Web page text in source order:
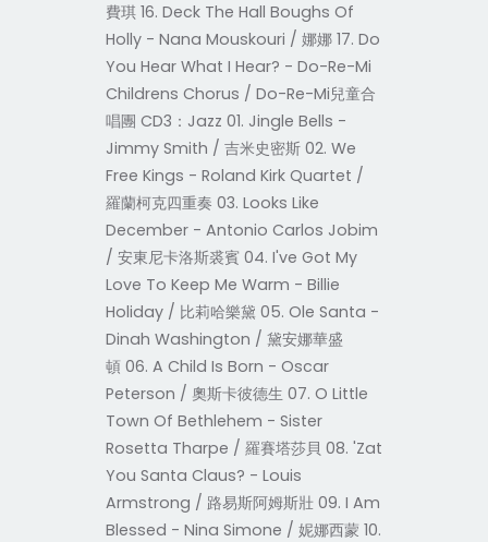
費琪 16. Deck The Hall Boughs Of
Holly - Nana Mouskouri / 娜娜 17. Do
You Hear What I Hear? - Do-Re-Mi
Childrens Chorus / Do-Re-Mi兒童合
唱團 CD3：Jazz 01. Jingle Bells -
Jimmy Smith / 吉米史密斯 02. We
Free Kings - Roland Kirk Quartet /
羅蘭柯克四重奏 03. Looks Like
December - Antonio Carlos Jobim
/ 安東尼卡洛斯裘賓 04. I've Got My
Love To Keep Me Warm - Billie
Holiday / 比莉哈樂黛 05. Ole Santa -
Dinah Washington / 黛安娜華盛
頓 06. A Child Is Born - Oscar
Peterson / 奧斯卡彼德生 07. O Little
Town Of Bethlehem - Sister
Rosetta Tharpe / 羅賽塔莎貝 08. 'Zat
You Santa Claus? - Louis
Armstrong / 路易斯阿姆斯壯 09. I Am
Blessed - Nina Simone / 妮娜西蒙 10.